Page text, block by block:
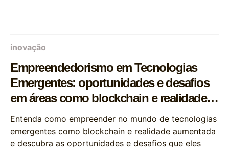
inovação
Empreendedorismo em Tecnologias
Emergentes: oportunidades e desafios
em áreas como blockchain e realidade
aumentada
Entenda como empreender no mundo de tecnologias
emergentes como blockchain e realidade aumentada
e descubra as oportunidades e desafios que eles